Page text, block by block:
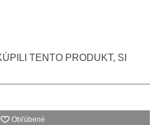
TENTO PRODUKT, SI
Obľúbené